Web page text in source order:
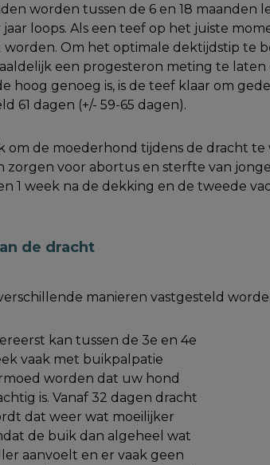
worden tussen de 6 en 18 maanden
jaar loops. Als een teef op het juiste
worden. Om het optimale dektijdstip te
een progesteron meting te laten
hoog genoeg is, is de teef klaar om
61 dagen (+/- 59-65 dagen).
om de moederhond tijdens de dracht
zorgen voor abortus en sterfte van
1 week na de dekking en de tweede
de dracht
manieren vastgesteld
kan tussen de 3e en 4e
vaak met buikpalpatie
worden dat uw hond
is. Vanaf 32 dagen dracht
dat weer wat moeilijker
de buik dan algeheel wat
aanvoelt en er vaak geen